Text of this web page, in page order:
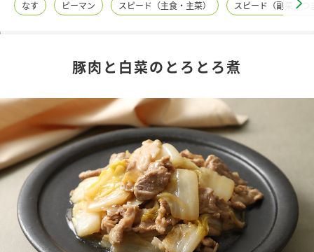
レシピ名特集
商品情報
商品カテゴリ
酢 調味酢
お酢ドリンク ぽん酢
新商品一覧
キャンペーン情報
ブランド・スペシャルサイト
ブランド・スペシャルサイト トップ
なす ピーマン スピード（主食・主菜） スピード（副菜・つ
豚肉と白菜のとろとろ煮